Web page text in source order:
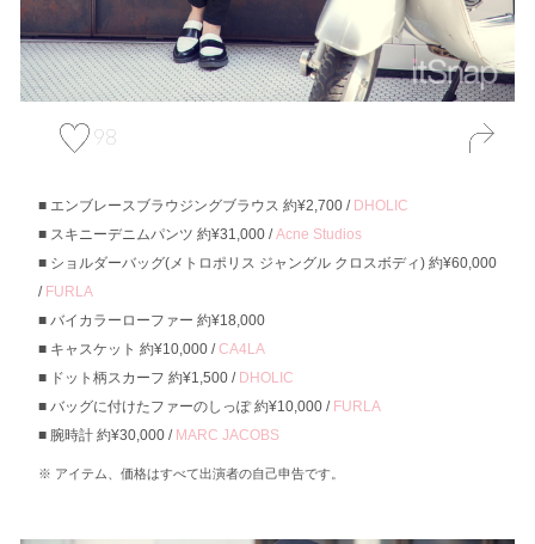
98
エンブレースブラウジングブラウス 約¥2,700 / DHOLIC
スキニーデニムパンツ 約¥31,000 /Acne Studios
ショルダーバッグ(メトロポリス ジャングル クロスボディ) 約¥60,000
/ FURLA
バイカラーローファー 約¥18,000
キャスケット 約¥10,000 /CA4LA
ドット柄スカーフ 約¥1,500 / DHOLIC
バッグに付けたファーのしっぽ 約¥10,000 / FURLA
腕時計 約¥30,000 / MARC JACOBS
アイテム、価格はすべて出演者の自己申告です。